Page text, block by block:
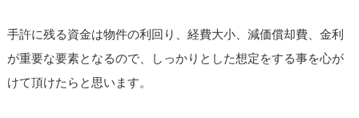
手許に残る資金は物件の利回り、経費大小、減価償却費、金利
が重要な要素となるので、しっかりとした想定をする事を心が
けて頂けたらと思います。